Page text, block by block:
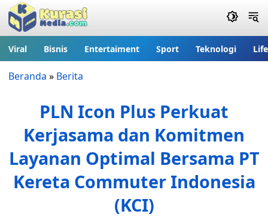
Viral Bisnis Entertaiment Sport Teknologi
Beranda » Berita
PLN Icon Plus Perkuat
Kerjasama dan Komitmen
Layanan Optimal Bersama PT
Kereta Commuter Indonesia
(KCI)